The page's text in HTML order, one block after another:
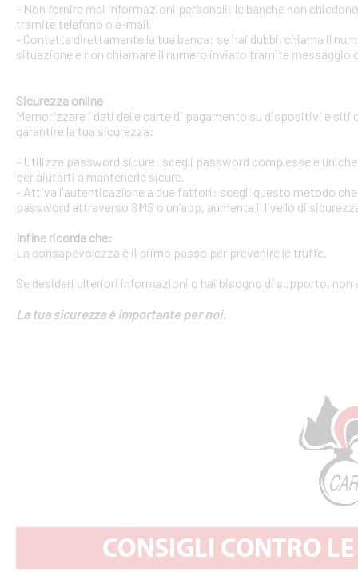
- Non fornire mai informazioni personali: le banche non
tramite telefono o e-mail.
- Contatta direttamente la tua banca: se hai dubbi, chiama il
situazione e non chiamare il numero inviato tramite messaggio
Sicurezza online
Memorizzare i dati delle carte di pagamento su dispositivi e
garantire la tua sicurezza:
- Utilizza password sicure: scegli password complesse e
per aiutarti a mantenerle sicure.
- Attiva l'autenticazione a due fattori: scegli questo metodo
password attraverso SMS o un’app, aumenta il livello di
Infine ricorda che:
La consapevolezza è il primo passo per prevenire le truffe.
Se desideri ulteriori informazioni o hai bisogno di supporto,
La tua sicurezza è importante per noi.